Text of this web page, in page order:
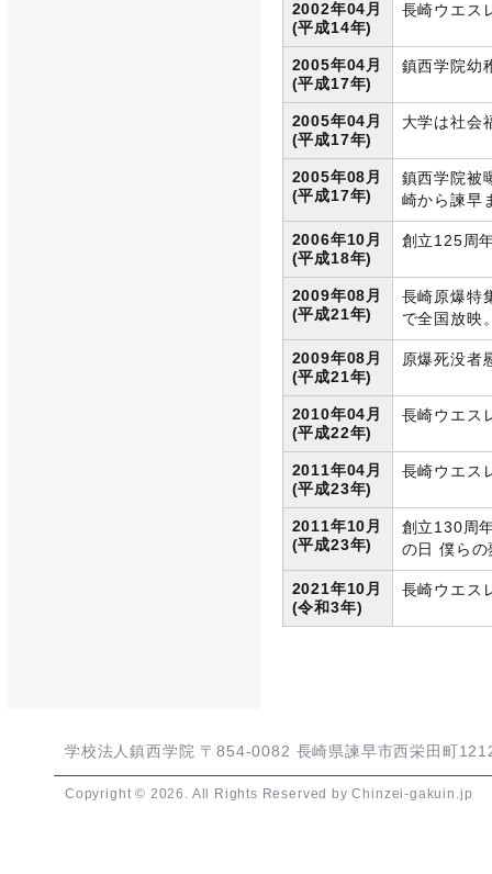
2002年04月
(平成14年)
長崎ウエス
2005年04月
(平成17年)
鎮西学院幼
2005年04月
(平成17年)
大学は社会
2005年08月
(平成17年)
鎮西学院被
崎から諫早
2006年10月
(平成18年)
創立125周
2009年08月
(平成21年)
長崎原爆特
で全国放映
2009年08月
(平成21年)
原爆死没者
2010年04月
(平成22年)
長崎ウエス
2011年04月
(平成23年)
長崎ウエス
2011年10月
(平成23年)
創立130周
の日 僕ら
2021年10月
(令和3年)
長崎ウエス
学校法人鎮西学院 〒854-0082 長崎県諫早市西栄田町
Copyright © 2026. All Rights Reserved by Chinzei-gakuin.jp